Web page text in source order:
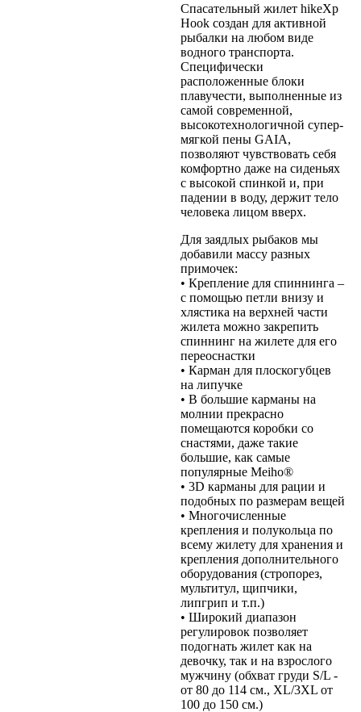
Спасательный жилет hikeXp
Hook создан для активной
рыбалки на любом виде
водного транспорта.
Специфически
расположенные блоки
плавучести, выполненные из
самой современной,
высокотехнологичной супер-
мягкой пены GAIA,
позволяют чувствовать себя
комфортно даже на сиденьях
с высокой спинкой и, при
падении в воду, держит тело
человека лицом вверх.
Для заядлых рыбаков мы
добавили массу разных
примочек:
• Крепление для спиннинга –
с помощью петли внизу и
хлястика на верхней части
жилета можно закрепить
спиннинг на жилете для его
переоснастки
• Карман для плоскогубцев
на липучке
• В большие карманы на
молнии прекрасно
помещаются коробки со
снастями, даже такие
большие, как самые
популярные Meiho®
• 3D карманы для рации и
подобных по размерам вещей
• Многочисленные
крепления и полукольца по
всему жилету для хранения и
крепления дополнительного
оборудования (стропорез,
мультитул, щипчики,
липгрип и т.п.)
• Широкий диапазон
регулировок позволяет
подогнать жилет как на
девочку, так и на взрослого
мужчину (обхват груди S/L -
от 80 до 114 см., XL/3XL от
100 до 150 см.)